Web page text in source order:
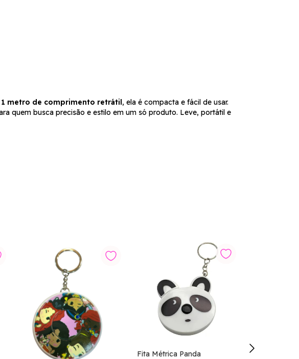
1 metro de comprimento retrátil, ela é compacta e fácil de usar.
quem busca precisão e estilo em um só produto. Leve, portátil e
Fita Métrica Panda